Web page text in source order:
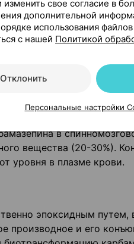
может
не увеличивать риск
распределения
в
вещества (20-30%).
уровня в плазме крови.
эпоксидным путем,
производное и его
свое согласие в
дополнительной
использования
с нашей Политикой
Отклонить
Персональные настройки